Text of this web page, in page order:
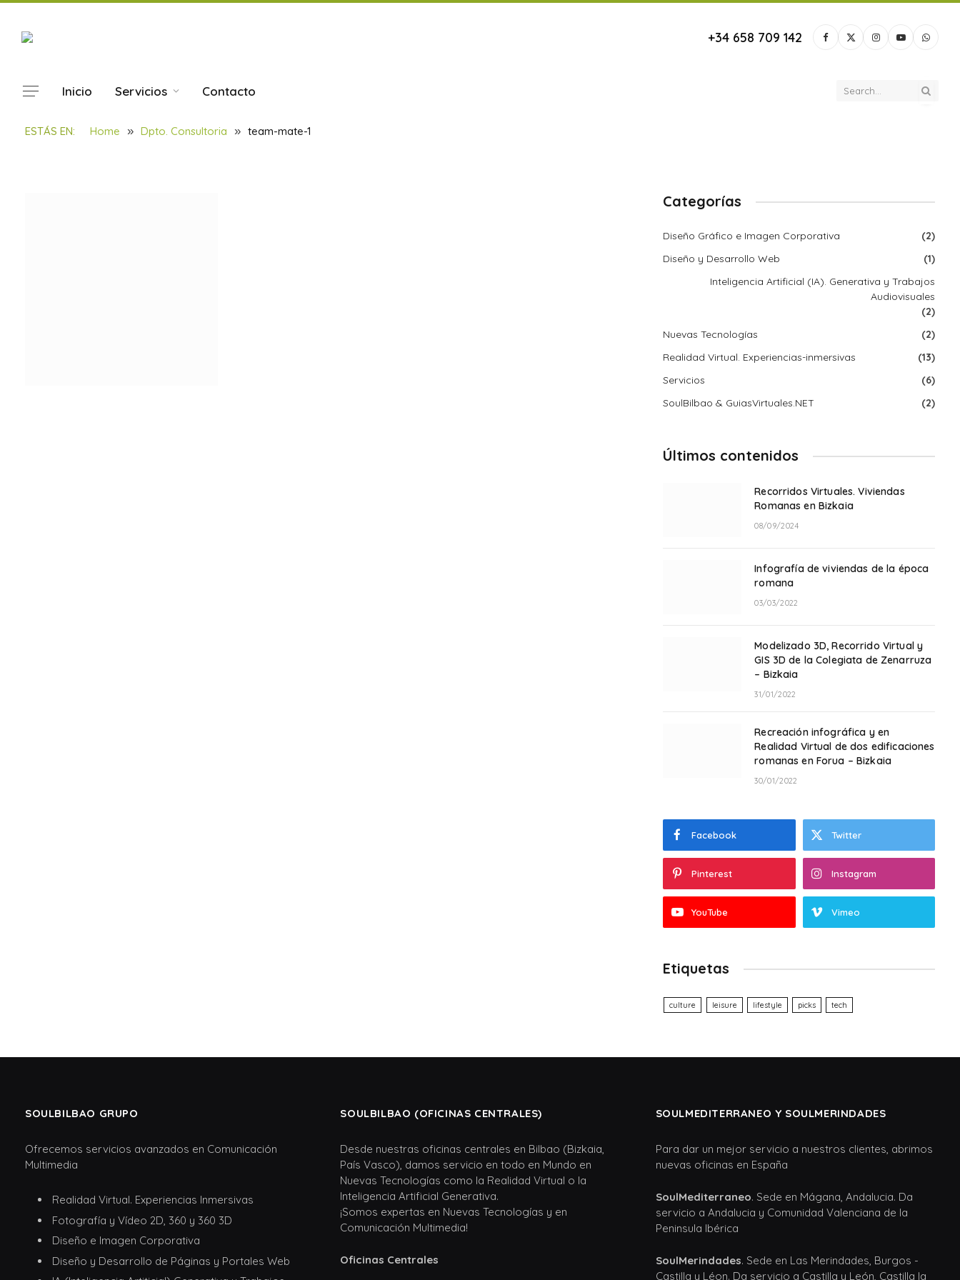
+34 658 709 142 Facebook
X
Instagram
YouTube
Inicio Servicios Contacto
ESTÁS EN: Home » Dpto. Consultoria » team-mate-1
team-mate-1
BY SOULBILBAO 14/06/2017 UPDATED: 23/11/2021 1 MIN READ
Categorías
Diseño Gráfico e Imagen Corporativa
(2)
Diseño y Desarrollo Web
(1)
Inteligencia Artificial (IA). Generativa y Trabajos
Audiovisuales
(2)
Nuevas Tecnologías
(2)
Realidad Virtual. Experiencias-inmersivas
(13)
Servicios
(6)
SoulBilbao & GuiasVirtuales.NET
(2)
Últimos contenidos
Recorridos Virtuales. Viviendas
Romanas en Bizkaia
08/09/2024
Infografía de viviendas de la época
romana
03/03/2022
Modelizado 3D, Recorrido Virtual y
GIS 3D de la Colegiata de Zenarruza
– Bizkaia
31/01/2022
Recreación infográfica y en
Realidad Virtual de dos edificaciones
romanas en Forua – Bizkaia
30/01/2022
Facebook Twitter
Pinterest Instagram
YouTube Vimeo
Etiquetas
culture leisure lifestyle picks tech
SOULBILBAO GRUPO
Ofrecemos servicios avanzados en Comunicación
Multimedia
Realidad Virtual. Experiencias Inmersivas
Fotografía y Vídeo 2D, 360 y 360 3D
Diseño e Imagen Corporativa
Diseño y Desarrollo de Páginas y Portales Web
SOULBILBAO (OFICINAS CENTRALES)
Desde nuestras oficinas centrales en Bilbao (Bizkaia,
País Vasco), damos servicio en todo en Mundo en
Nuevas Tecnologías como la Realidad Virtual o la
Inteligencia Artificial Generativa.
¡Somos expertas en Nuevas Tecnologías y en
Comunicación Multimedia!
Oficinas Centrales
SOULMEDITERRANEO Y SOULMERINDADES
Para dar un mejor servicio a nuestros clientes, abrimos
nuevas oficinas en España
SoulMediterraneo. Sede en Mágana, Andalucia. Da
servicio a Andalucia y Comunidad Valenciana de la
Peninsula Ibérica
SoulMerindades. Sede en Las Merindades, Burgos -
Castilla y Léon. Da servicio a Castilla y León, Castilla la